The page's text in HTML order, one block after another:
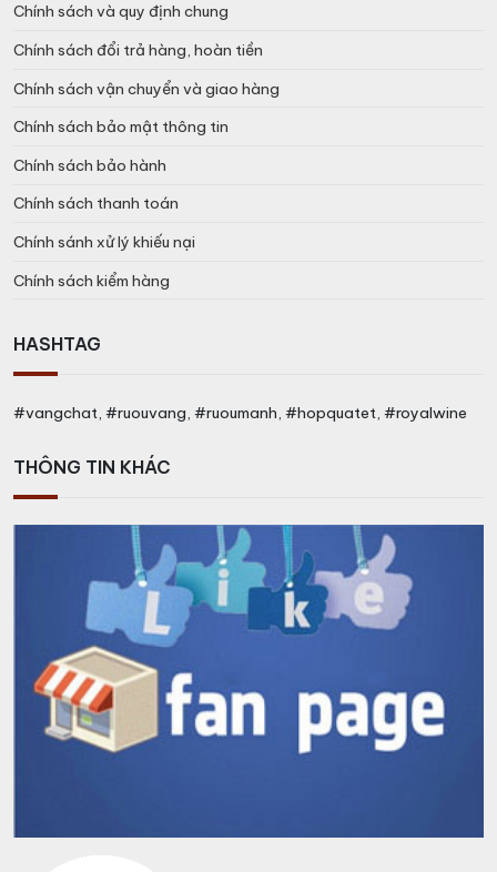
Chính sách và quy định chung
Chính sách đổi trả hàng, hoàn tiền
Chính sách vận chuyển và giao hàng
Chính sách bảo mật thông tin
Chính sách bảo hành
Chính sách thanh toán
Chính sánh xử lý khiếu nại
Chính sách kiểm hàng
HASHTAG
#vangchat, #ruouvang, #ruoumanh, #hopquatet, #royalwine
THÔNG TIN KHÁC